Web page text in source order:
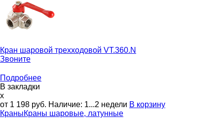
Кран шаровой трехходовой VT.360.N
Звоните
Подробнее
В закладки
x
от 1 198 руб. Наличие: 1...2 недели В корзину
КраныКраны шаровые, латунные